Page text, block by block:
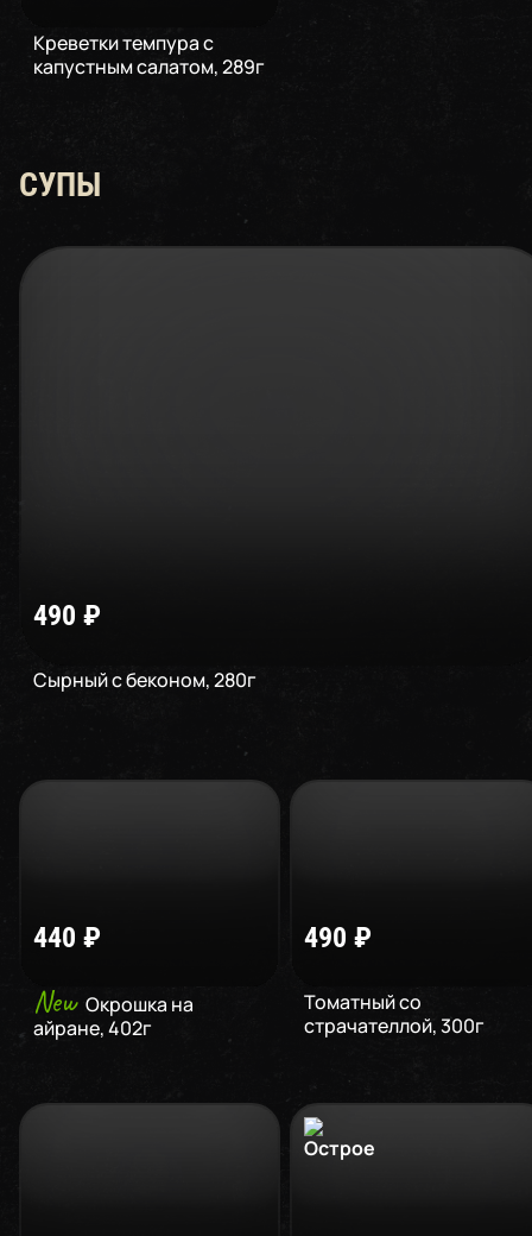
Креветки темпура с
капустным салатом,289г
СУПЫ
490 ₽
Сырный с беконом,280г
440 ₽
New Окрошка на
айране,402г
490 ₽
Томатный со
страчателлой,300г